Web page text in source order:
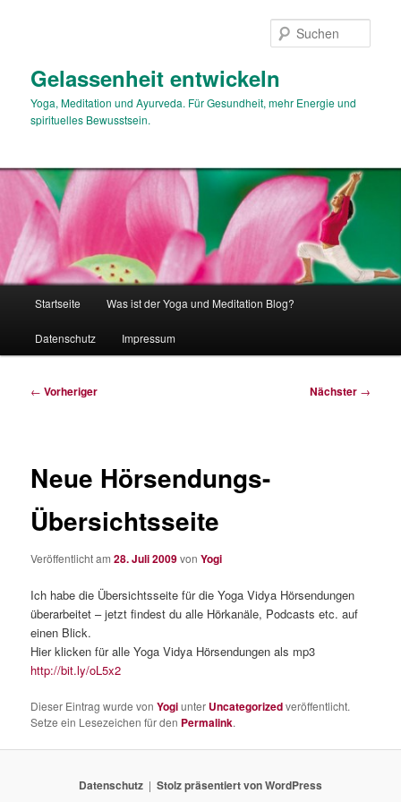
Gelassenheit entwickeln
Yoga, Meditation und Ayurveda. Für Gesundheit, mehr Energie und
spirituelles Bewusstsein.
Startseite Was ist der Yoga und Meditation Blog?
Datenschutz Impressum
Beitragsnavigation
← Vorheriger Nächster →
Neue Hörsendungs-
Übersichtsseite
Veröffentlicht am28. Juli 2009vonYogi
Ich habe die Übersichtsseite für die Yoga Vidya Hörsendungen
überarbeitet – jetzt findest du alle Hörkanäle, Podcasts etc. auf
einen Blick.
Hier klicken für alle Yoga Vidya Hörsendungen als mp3
http://bit.ly/oL5x2
Dieser Eintrag wurde vonYogiunter Uncategorizedveröffentlicht.
Setze ein Lesezeichen für den Permalink.
Datenschutz Stolz präsentiert von WordPress